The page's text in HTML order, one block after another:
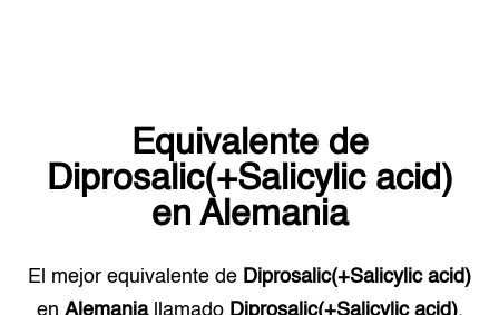
Equivalente de
Diprosalic(+Salicylic acid)
en Alemania
El mejor equivalente de Diprosalic(+Salicylic acid)
en Alemaniallamado Diprosalic(+Salicylic acid).